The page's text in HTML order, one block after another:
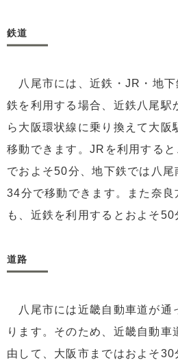
鉄道
八尾市には、近鉄・JR・地下
鉄を利用する場合、近鉄八尾駅
ら大阪環状線に乗り換えて大阪
移動できます。JRを利用する
でおよそ50分、地下鉄では八
34分で移動できます。また奈良
も、近鉄を利用するとおよそ50
道路
八尾市には近畿自動車道が通
ります。そのため、近畿自動車
由して、大阪市まではおよそ30